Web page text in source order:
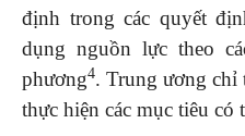
định trong các quyết
dụng nguồn lực theo
phương4. Trung ương chỉ
thực hiện các mục tiêu có